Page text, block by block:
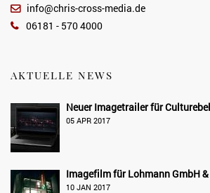
info@chris-cross-media.de
06181 - 570 4000
AKTUELLE NEWS
Neuer Imagetrailer für
05 APR 2017
Imagefilm für Lohmann GmbH &
10 JAN 2017